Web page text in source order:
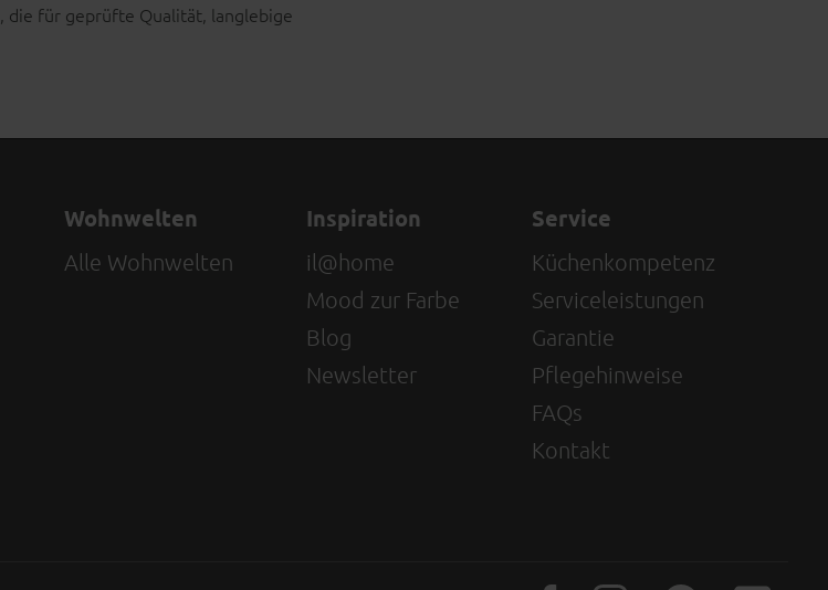
, die für geprüfte Qualität, langlebige
Wohnwelten
Alle Wohnwelten
Inspiration
il@home
Mood zur Farbe
Blog
Newsletter
Service
Küchenkompetenz
Serviceleistungen
Garantie
Pflegehinweise
FAQs
Kontakt